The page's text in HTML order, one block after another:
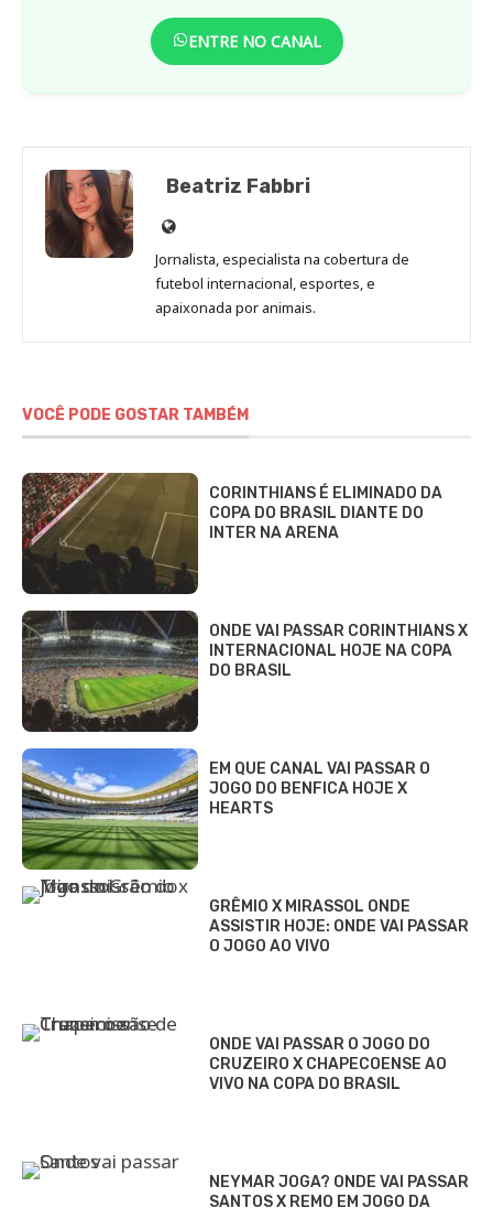
ENTRE NO CANAL
Beatriz Fabbri
Site
de
Beatriz
Fabbri
Jornalista, especialista na cobertura de
futebol internacional, esportes, e
apaixonada por animais.
VOCÊ PODE GOSTAR TAMBÉM
CORINTHIANS É ELIMINADO DA
COPA DO BRASIL DIANTE DO
INTER NA ARENA
ONDE VAI PASSAR CORINTHIANS X
INTERNACIONAL HOJE NA COPA
DO BRASIL
EM QUE CANAL VAI PASSAR O
JOGO DO BENFICA HOJE X
HEARTS
GRÊMIO X MIRASSOL ONDE
ASSISTIR HOJE: ONDE VAI PASSAR
O JOGO AO VIVO
ONDE VAI PASSAR O JOGO DO
CRUZEIRO X CHAPECOENSE AO
VIVO NA COPA DO BRASIL
NEYMAR JOGA? ONDE VAI PASSAR
SANTOS X REMO EM JOGO DA